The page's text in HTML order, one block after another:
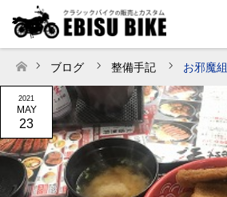
ホーム
ブログ 整備手記 お邪魔組
2021
MAY
23